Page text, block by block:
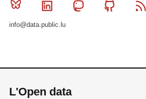
Bluesky Linkedin MastodonGithub
info@data.public.lu
L'Open data